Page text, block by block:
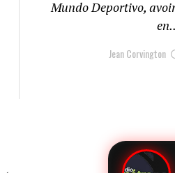
Mundo Deportivo,
Jean Corvington